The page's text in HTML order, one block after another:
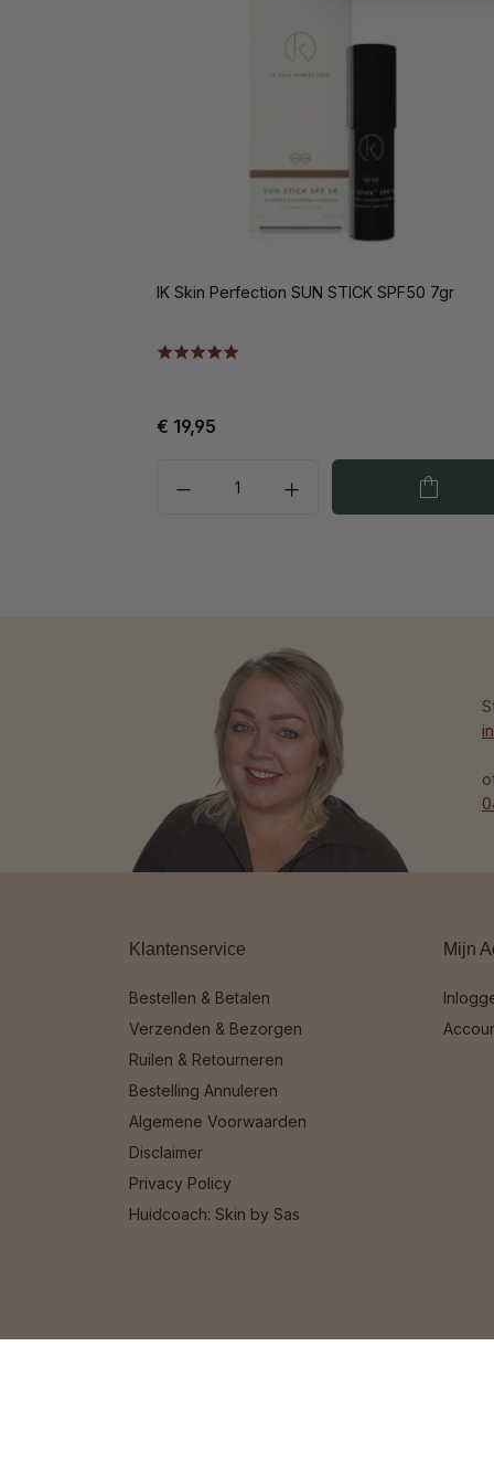
IK Skin Perfection SUN STICK SPF50 7gr
€ 19,95
Klantenservice
Bestellen & Betalen
Verzenden & Bezorgen
Ruilen & Retourneren
Bestelling Annuleren
Algemene Voorwaarden
Disclaimer
Privacy Policy
Huidcoach: Skin by Sas
Mijn